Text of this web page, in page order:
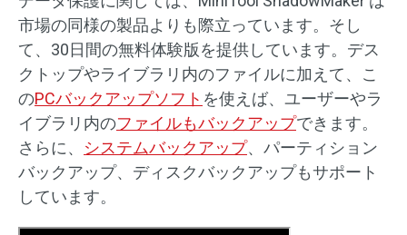
市場の同様の製品よりも際立っています。そし
て、30日間の無料体験版を提供しています。デス
クトップやライブラリ内のファイルに加えて、こ
のPCバックアップソフト を使えば、ユーザーやラ
イブラリ内のファイルもバックアップできます。
さらに、 システムバックアップ、パーティション
バックアップ、ディスクバックアップもサポート
しています。